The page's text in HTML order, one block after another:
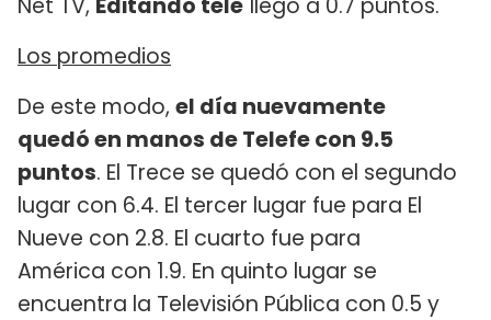
Los promedios
De este modo, el día nuevamente
quedó en manos de Telefe con 9.5
puntos. El Trece se quedó con el segundo
lugar con 6.4. El tercer lugar fue para El
Nueve con 2.8. El cuarto fue para
América con 1.9. En quinto lugar se
encuentra la Televisión Pública con 0.5 y